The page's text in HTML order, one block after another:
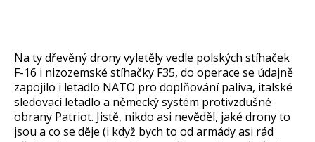
Na ty dřevěný drony vyletěly vedle polských stíhaček
F-16 i nizozemské stíhačky F35, do operace se údajně
zapojilo i letadlo NATO pro doplňování paliva, italské
sledovací letadlo a německý systém protivzdušné
obrany Patriot. Jistě, nikdo asi nevěděl, jaké drony to
jsou a co se děje (i když bych to od armády asi rád